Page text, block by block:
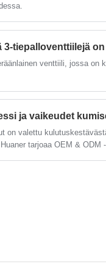
jotka ripustetaan
mihin tahansa
olipa kyseessä
muu tila.
3-tiepalloventtiilejä
venttiili, jossa on
ja vaikeudet
on valettu
tarjoaa OEM &